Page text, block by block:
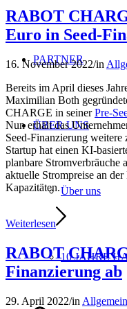
PARTNER
ÜBER UNS
Über uns
10 JAHRE
RABOT
Euro in Seed-
16. November 2022/in
Bereits im April dieses
Maximilian Both
CHARGE in seinerPre-
Nun erhält das
Seed-Finanzierung
Startup hat einen KI-
planbare
aktuelle Strompreise an
Kapazitäten.
Weiterlesen
RABOT
Finanzierung ab
29. April 2022/in Allgemein